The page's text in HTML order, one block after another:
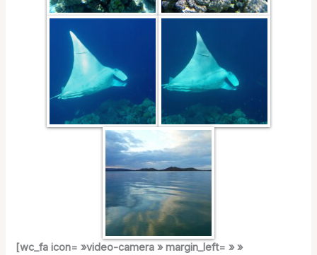
[wc_fa icon= »video-camera » margin_left= » »